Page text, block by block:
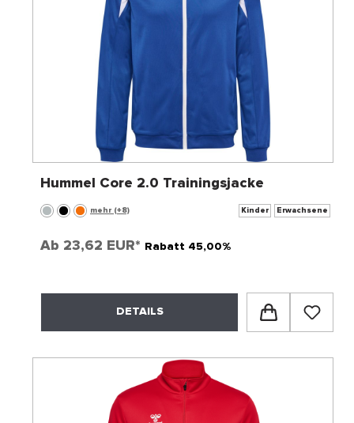
Hummel Core 2.0 Trainingsjacke
mehr (+8) Kinder Erwachsene
Ab 23,62 EUR* Rabatt 45,00%
DETAILS